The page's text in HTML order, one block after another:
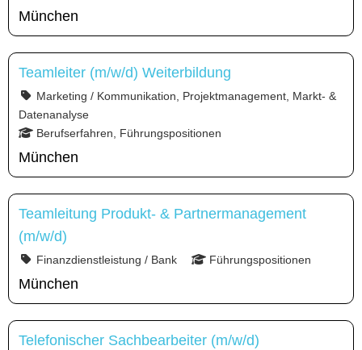
München
Teamleiter (m/w/d) Weiterbildung
Marketing / Kommunikation, Projektmanagement, Markt- &
Datenanalyse
Berufserfahren, Führungspositionen
München
Teamleitung Produkt- & Partnermanagement
(m/w/d)
Finanzdienstleistung / Bank Führungspositionen
München
Telefonischer Sachbearbeiter (m/w/d)